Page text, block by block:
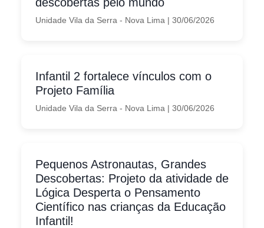
Unidade Vila da Serra - Nova Lima | 30/06/2026
Infantil 2 fortalece vínculos com o
Projeto Família
Unidade Vila da Serra - Nova Lima | 30/06/2026
Pequenos Astronautas, Grandes
Descobertas: Projeto da atividade de
Lógica Desperta o Pensamento
Científico nas crianças da Educação
Infantil!